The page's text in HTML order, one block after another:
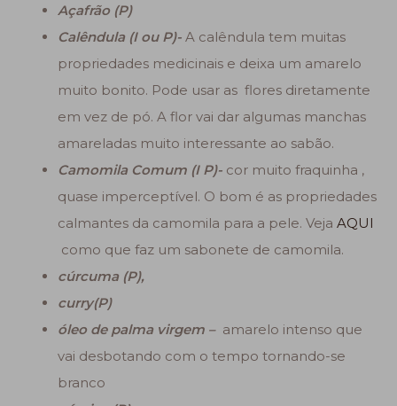
Açafrão (P)
Calêndula (I ou P)- A calêndula tem muitas
propriedades medicinais e deixa um amarelo
muito bonito. Pode usar as flores diretamente
em vez de pó. A flor vai dar algumas manchas
amareladas muito interessante ao sabão.
Camomila Comum (I P)- cor muito fraquinha ,
quase imperceptível. O bom é as propriedades
calmantes da camomila para a pele. Veja AQUI
como que faz um sabonete de camomila.
cúrcuma (P),
curry(P)
óleo de palma virgem – amarelo intenso que
vai desbotando com o tempo tornando-se
branco